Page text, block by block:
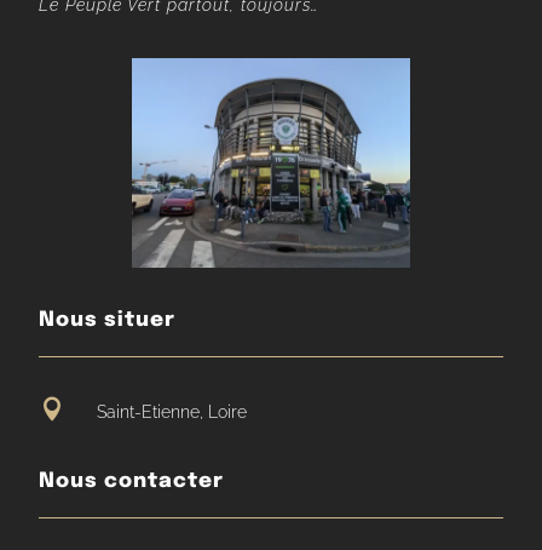
Le Peuple Vert partout, toujours…
Nous situer
 Saint-Etienne, Loire
Nous contacter